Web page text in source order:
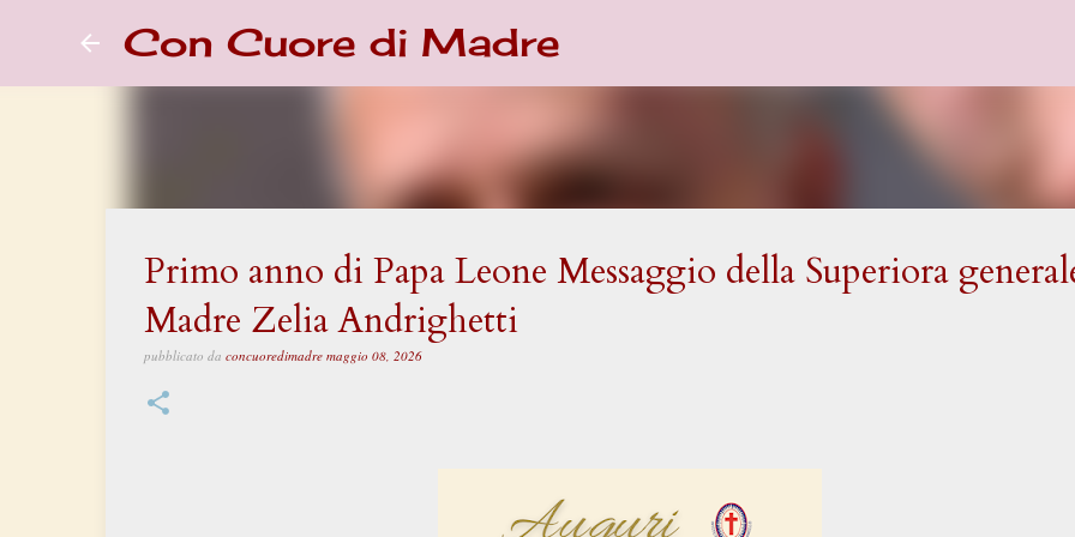
Con Cuore di Madre
Primo anno di Papa Leone Messaggio della Superiora
Madre Zelia Andrighetti
pubblicato da concuoredimadre maggio 08, 2026